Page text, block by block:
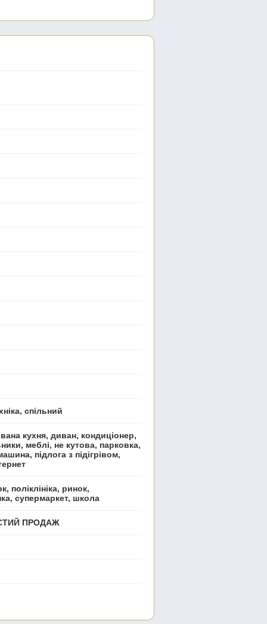
спільний
кухня, диван, кондиціонер,
меблі, не кутова, парковка,
підлога з підігрівом,
поліклініка, ринок,
супермаркет, школа
ПРОДАЖ